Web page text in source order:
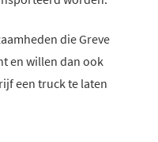
die Greve
en willen dan ook
een truck te laten